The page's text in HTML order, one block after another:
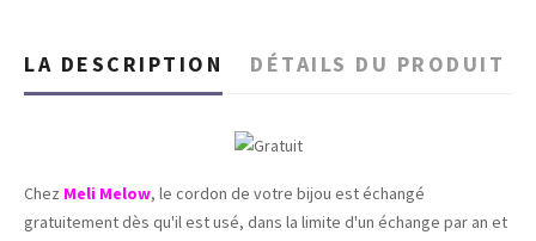
LA DESCRIPTION DÉTAILS DU PRODUIT
Chez Meli Melow, le cordon de votre bijou est échangé
gratuitement dès qu'il est usé, dans la limite d'un échange par an et